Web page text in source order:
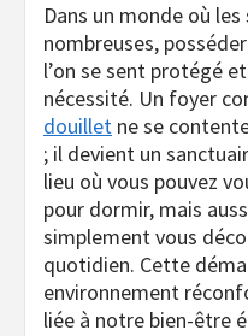
Dans un monde où
nombreuses,
l’on se sent protégé
nécessité. Un foyer
douillet ne se
; il devient un
lieu où vous pouvez
pour dormir, mais
simplement vous
quotidien. Cette
environnement
liée à notre bien-être